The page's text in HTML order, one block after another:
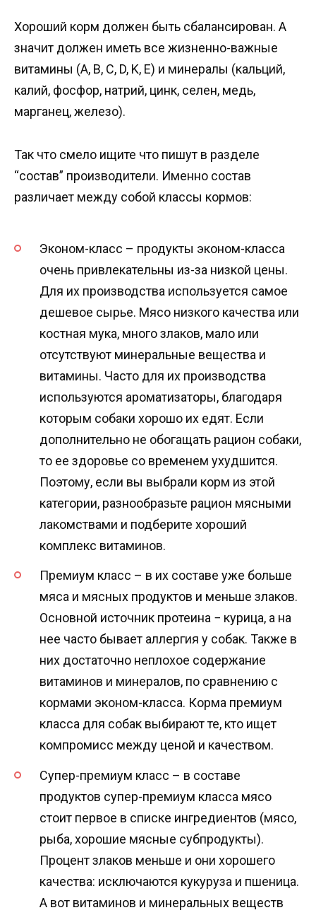
Хороший корм должен быть сбалансирован. А
значит должен иметь все жизненно-важные
витамины (A, B, C, D, K, E) и минералы (кальций,
калий, фосфор, натрий, цинк, селен, медь,
марганец, железо).
Так что смело ищите что пишут в разделе
“состав” производители. Именно состав
различает между собой классы кормов:
Эконом-класс – продукты эконом-класса
очень привлекательны из-за низкой цены.
Для их производства используется самое
дешевое сырье. Мясо низкого качества или
костная мука, много злаков, мало или
отсутствуют минеральные вещества и
витамины. Часто для их производства
используются ароматизаторы, благодаря
которым собаки хорошо их едят. Если
дополнительно не обогащать рацион собаки,
то ее здоровье со временем ухудшится.
Поэтому, если вы выбрали корм из этой
категории, разнообразьте рацион мясными
лакомствами и подберите хороший
комплекс витаминов.
Премиум класс – в их составе уже больше
мяса и мясных продуктов и меньше злаков.
Основной источник протеина − курица, а на
нее часто бывает аллергия у собак. Также в
них достаточно неплохое содержание
витаминов и минералов, по сравнению с
кормами эконом-класса. Корма премиум
класса для собак выбирают те, кто ищет
компромисс между ценой и качеством.
Супер-премиум класс – в составе
продуктов супер-премиум класса мясо
стоит первое в списке ингредиентов (мясо,
рыба, хорошие мясные субпродукты).
Процент злаков меньше и они хорошего
качества: исключаются кукуруза и пшеница.
А вот витаминов и минеральных веществ